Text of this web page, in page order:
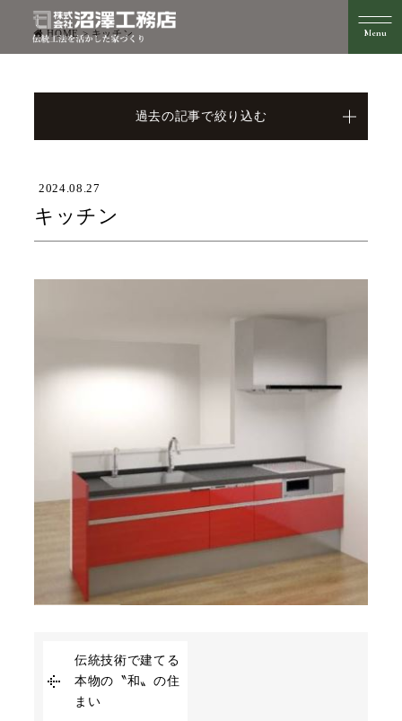
HOME> キッチン
過去の記事で絞り込む
2024.08.27
キッチン
伝統技術で建てる
本物の〝和〟の住
まい